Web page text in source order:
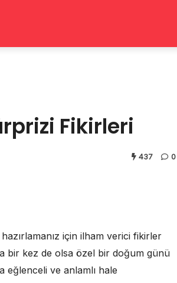
Fikirleri
437 0
için ilham verici fikirler
bir kez de olsa özel bir doğum günü
eğlenceli ve anlamlı hale